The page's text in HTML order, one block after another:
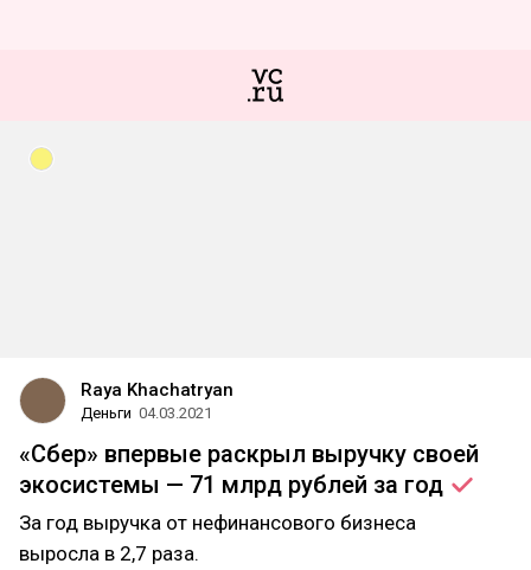
Raya Khachatryan
Деньги 04.03.2021
«Сбер» впервые раскрыл выручку своей
экосистемы — 71 млрд рублей за год
За год выручка от нефинансового бизнеса
выросла в 2,7 раза.